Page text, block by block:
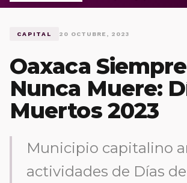
CAPITAL 20 OCTUBRE, 2023
Oaxaca
Nunca Muere:
Muertos 2023
Municipio capitalino
actividades de Días